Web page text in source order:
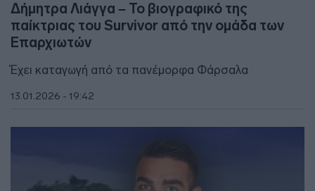
Δήμητρα Λιάγγα – Το βιογραφικό της
παίκτριας του Survivor από την ομάδα των
Επαρχιωτών
Έχει καταγωγή από τα πανέμορφα Φάρσαλα
13.01.2026 - 19:42